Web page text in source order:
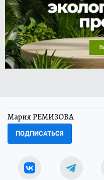
Мария РЕМИЗОВА
ПОДПИСАТЬСЯ